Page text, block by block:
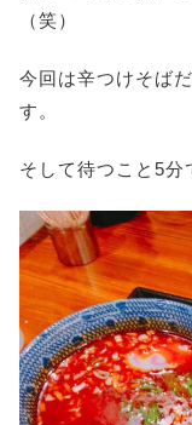
（笑）
今回は辛つけそば
す。
そして待つこと5分